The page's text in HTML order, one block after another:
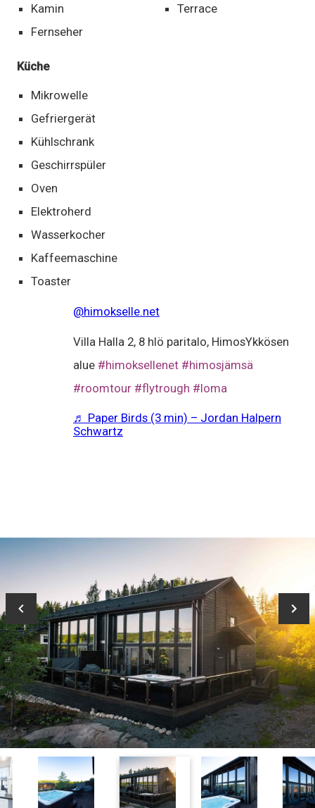
Kamin
Fernseher
Küche
Mikrowelle
Gefriergerät
Kühlschrank
Geschirrspüler
Oven
Elektroherd
Wasserkocher
Kaffeemaschine
Toaster
Terrace
@himokselle.net
Villa Halla 2, 8 hlö paritalo, HimosYkkösen
alue #himoksellenet #himosjämsä
#roomtour #flytrough #loma
♬ Paper Birds (3 min) – Jordan Halpern
Schwartz